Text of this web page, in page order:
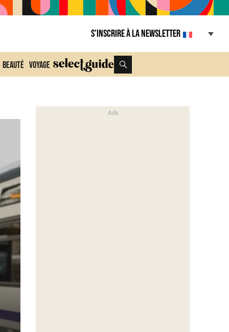
S’inscrire à la Newsletter
Beauté Voyage